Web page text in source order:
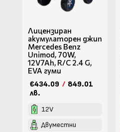
Лицензиран
акумулаторен джип
Mercedes Benz
Unimod, 70W,
12V7Ah, R/C 2.4 G,
EVA гуми
€434.09 / 849.01
лв.
12V
Двуместни